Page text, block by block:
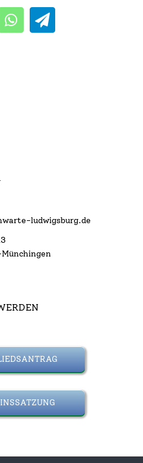
ludwigsburg.de